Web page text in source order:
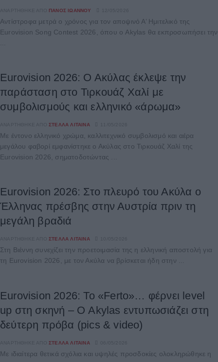
ΑΝΑΡΤΉΘΗΚΕ ΑΠΌ ΠΆΝΟΣ ΙΩΆΝΝΟΥ
Αντίστροφα μετρά ο χρόνος για τον αποψινό Α’ Ημιτελικό της
Eurovision Song Contest 2026, όπου ο Akylas θα εκπροσωπήσει την
Eurovision 2026: Ο Ακύλας έκλεψε την
παράσταση στο Τιρκουάζ Χαλί με
συμβολισμούς και ελληνικό «άρωμα»
ΑΝΑΡΤΉΘΗΚΕ ΑΠΌ ΣΤΈΛΛΑ ΛΊΤΑΙΝΑ
Με έντονο ελληνικό χρώμα, καλλιτεχνικό συμβολισμό και αέρα
μεγάλου φαβορί εμφανίστηκε ο Ακύλας στο Τιρκουάζ Χαλί της
Eurovision 2026, σηματοδοτώντας ...
Eurovision 2026: Στο πλευρό του Ακύλα ο
Έλληνας πρέσβης στην Αυστρία πριν τη
μεγάλη βραδιά
ΣΤΈΛΛΑ ΛΊΤΑΙΝΑ
Στη Βιέννη συνεχίζει την προετοιμασία της η ελληνική αποστολή για
τη Eurovision 2026, με τον Ακύλα να βρίσκεται ήδη στην ...
Eurovision 2026: Το «Ferto»… φέρνει level
up στη σκηνή – Ο Akylas εντυπωσιάζει στη
δεύτερη πρόβα (pics & video)
ΑΝΑΡΤΉΘΗΚΕ ΑΠΌ ΣΤΈΛΛΑ ΛΊΤΑΙΝΑ
Με ιδιαίτερα θετικά σχόλια και υψηλές προσδοκίες ολοκληρώθηκε η